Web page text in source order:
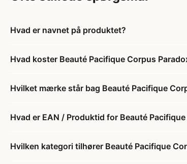
Hvad er navnet på produktet?
Hvad koster Beauté Pacifique Corpus
Hvilket mærke står bag Beauté Pacifique
Hvad er EAN / Produktid for Beauté
Hvilken kategori tilhører Beauté Pacifique